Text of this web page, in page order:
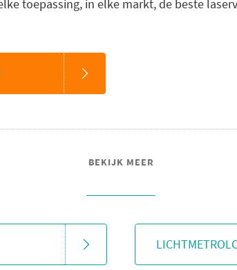
toepassing, in elke markt, de beste
BEKIJK MEER